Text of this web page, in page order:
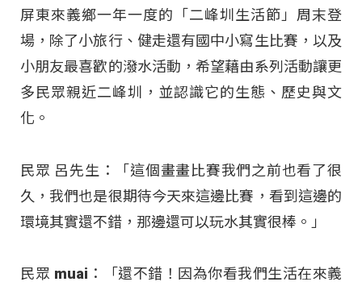
屏東來義鄉一年一度的「二峰圳生活節」周末登
場，除了小旅行、健走還有國中小寫生比賽，以及
小朋友最喜歡的潑水活動，希望藉由系列活動讓更
多民眾親近二峰圳，並認識它的生態、歷史與文
化。
民眾 呂先生：「這個畫畫比賽我們之前也看了很
久，我們也是很期待今天來這邊比賽，看到這邊的
環境其實還不錯，那邊還可以玩水其實很棒。」
民眾 muai：「還不錯！因為你看我們生活在來義